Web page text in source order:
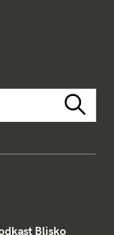
Szukaj
Blisko